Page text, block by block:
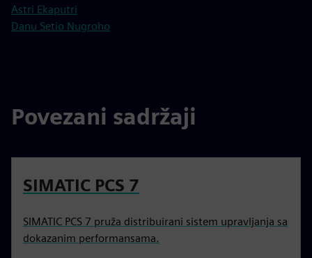
Astri Ekaputri
Danu Setio Nugroho
Povezani sadržaji
SIMATIC PCS 7
SIMATIC PCS 7 pruža distribuirani sistem upravljanja sa
dokazanim performansama.